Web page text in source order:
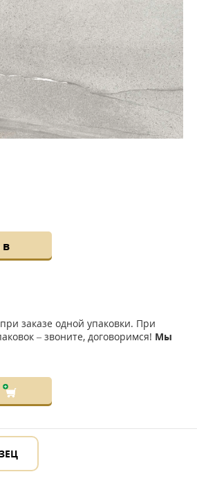
заказе одной упаковки. При
– звоните, договоримся! Мы